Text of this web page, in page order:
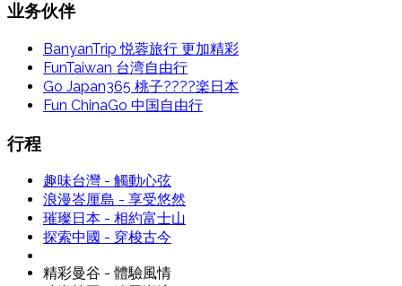
业务伙伴
BanyanTrip 悦蓉旅行 更加精彩
FunTaiwan 台湾自由行
Go Japan365 桃子????楽日本
Fun ChinaGo 中国自由行
行程
趣味台灣 - 觸動心弦
浪漫峇厘島 - 享受悠然
璀璨日本 - 相約富士山
探索中國 - 穿梭古今
精彩曼谷 - 體驗風情